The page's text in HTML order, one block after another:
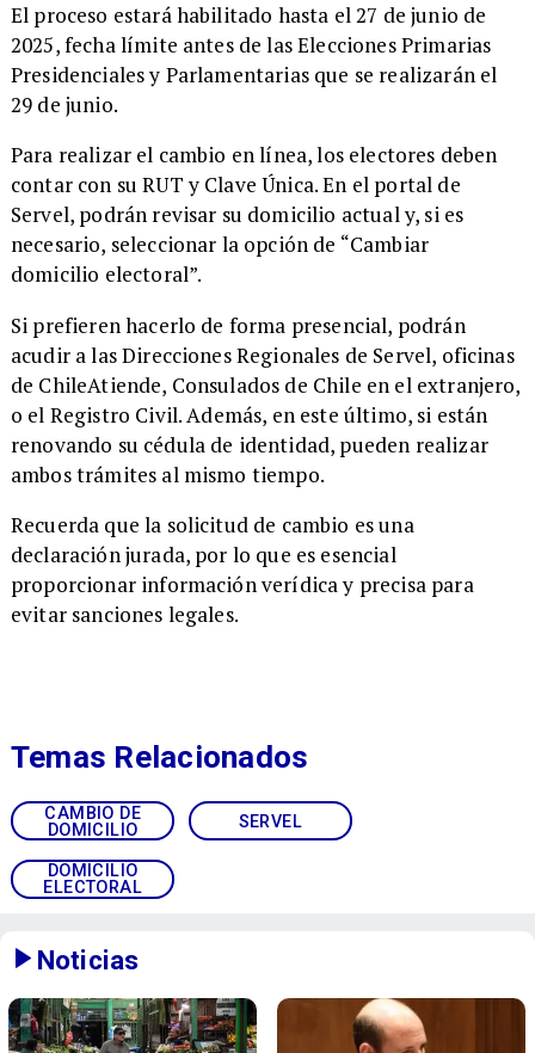
​El proceso estará habilitado hasta el 27 de junio de
2025, fecha límite antes de las Elecciones Primarias
Presidenciales y Parlamentarias que se realizarán el
29 de junio.
​Para realizar el cambio en línea, los electores deben
contar con su RUT y Clave Única. En el portal de
Servel, podrán revisar su domicilio actual y, si es
necesario, seleccionar la opción de “Cambiar
domicilio electoral”.
​Si prefieren hacerlo de forma presencial, podrán
acudir a las Direcciones Regionales de Servel, oficinas
de ChileAtiende, Consulados de Chile en el extranjero,
o el Registro Civil. Además, en este último, si están
renovando su cédula de identidad, pueden realizar
ambos trámites al mismo tiempo.
​Recuerda que la solicitud de cambio es una
declaración jurada, por lo que es esencial
proporcionar información verídica y precisa para
evitar sanciones legales.
CAMBIO DE
DOMICILIO
SERVEL
DOMICILIO
ELECTORAL
Temas Relacionados
Noticias